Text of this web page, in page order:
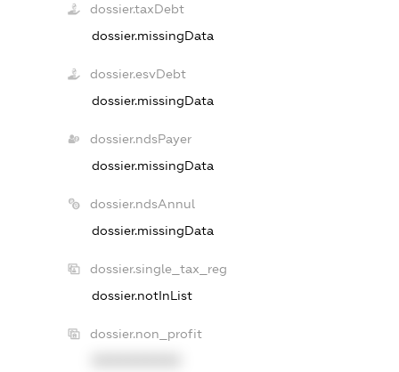
dossier.taxDebt
dossier.missingData
dossier.esvDebt
dossier.missingData
dossier.ndsPayer
dossier.missingData
dossier.ndsAnnul
dossier.missingData
dossier.single_tax_reg
dossier.notInList
dossier.non_profit